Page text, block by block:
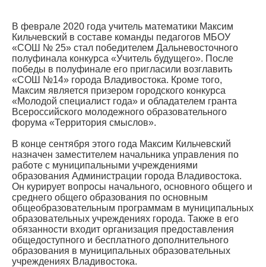
В феврале 2020 года учитель математики Максим
Кильчевский в составе команды педагогов МБОУ
«СОШ № 25» стал победителем Дальневосточного
полуфинала конкурса «Учитель будущего». После
победы в полуфинале его пригласили возглавить
«СОШ №14» города Владивостока. Кроме того,
Максим является призером городского конкурса
«Молодой специалист года» и обладателем гранта
Всероссийского молодежного образовательного
форума «Территория смыслов».
В конце сентября этого года Максим Кильчевский
назначен заместителем начальника управления по
работе с муниципальными учреждениями
образования Администрации города Владивостока.
Он курирует вопросы начального, основного общего и
среднего общего образования по основным
общеобразовательным программам в муниципальных
образовательных учреждениях города. Также в его
обязанности входит организация предоставления
общедоступного и бесплатного дополнительного
образования в муниципальных образовательных
учреждениях Владивостока.